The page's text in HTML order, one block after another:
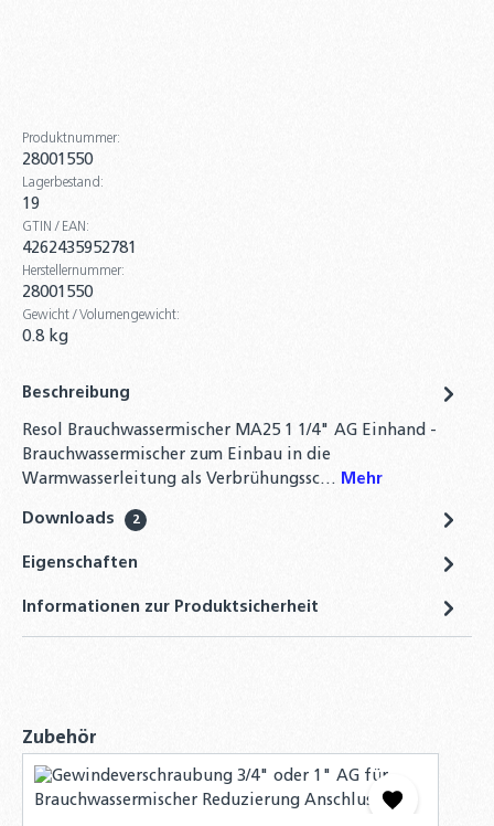
Produktnummer:
28001550
Lagerbestand:
19
GTIN / EAN:
4262435952781
Herstellernummer:
28001550
Gewicht / Volumengewicht:
0.8 kg
Beschreibung
Resol Brauchwassermischer MA25 1 1/4" AG Einhand -
Brauchwassermischer zum Einbau in die
Warmwasserleitung als Verbrühungssc… Mehr
Downloads 2
Eigenschaften
Informationen zur Produktsicherheit
Produktgalerie überspringen
Zubehör